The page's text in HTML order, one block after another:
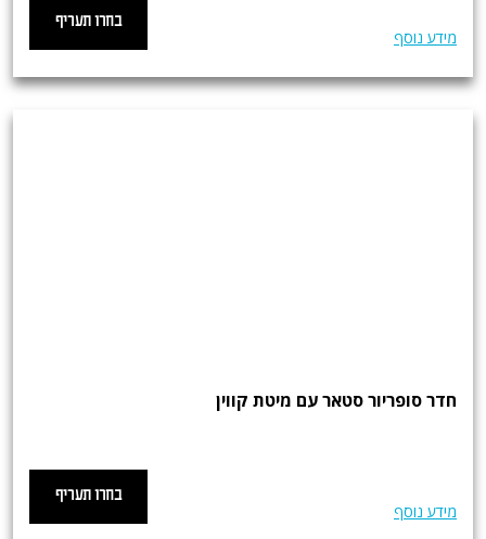
מידע נוסף
בחרו תעריף
חדר סופריור סטאר עם מיטת קווין
מידע נוסף
בחרו תעריף